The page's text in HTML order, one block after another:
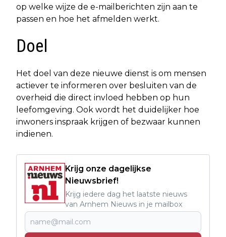
op welke wijze de e-mailberichten zijn aan te
passen en hoe het afmelden werkt.
Doel
Het doel van deze nieuwe dienst is om mensen
actiever te informeren over besluiten van de
overheid die direct invloed hebben op hun
leefomgeving. Ook wordt het duidelijker hoe
inwoners inspraak krijgen of bezwaar kunnen
indienen.
Krijg onze dagelijkse
Nieuwsbrief!
Krijg iedere dag het laatste nieuws
van Arnhem Nieuws in je mailbox